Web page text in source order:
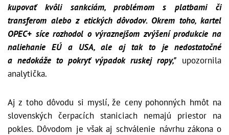
kupovať kvôli sankciám, problémom s platbami či
transferom alebo z etických dôvodov. Okrem toho, kartel
OPEC+ síce rozhodol o výraznejšom zvýšení produkcie na
naliehanie EÚ a USA, ale aj tak to je nedostatočné
a nedokáže to pokryť výpadok ruskej ropy," upozornila
analytička.
Aj z toho dôvodu si myslí, že ceny pohonných hmôt na
slovenských čerpacích staniciach nemajú priestor na
pokles. Dôvodom je však aj schválenie návrhu zákona o